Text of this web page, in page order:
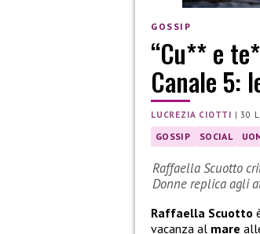
GOSSIP
“Cu** e
Canale 5:
LUCREZIA CIOTTI |30
GOSSIP SOCIAL
Raffaella Scuotto
Donne replica agli
Raffaella Scuotto
vacanza al mare